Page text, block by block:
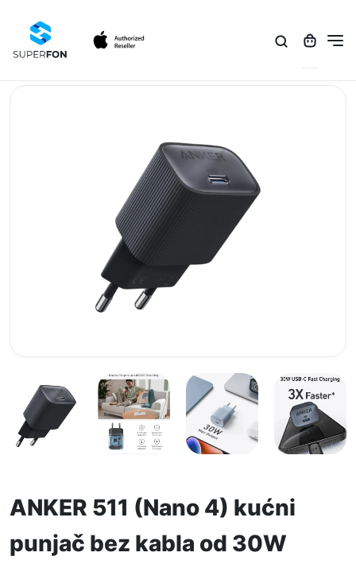
ANKER 511 (Nano 4) kućni
punjač bez kabla od 30W